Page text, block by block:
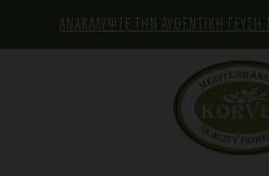
ΑΝΑΚΑΛΥΨΤΕ ΤΗΝ ΑΥΘΕΝΤΙΚΗ ΓΕΥΣΗ